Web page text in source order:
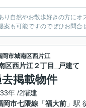
り自然やお散歩好きの方に
案も可能ですのでぜひお問合
岡市城南区西片江
区西片江２丁目_戸建て
掲載物件
年 /2階建
岡市七隈線 「福大前 」駅